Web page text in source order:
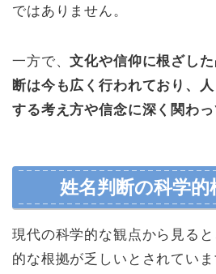
ではありません。
一方で、文化や信仰に根ざし
断は今も広く行われており、
する考え方や信念に深く関わっ
姓名判断の科学的
現代の科学的な観点から見る
的な根拠が乏しいとされていま